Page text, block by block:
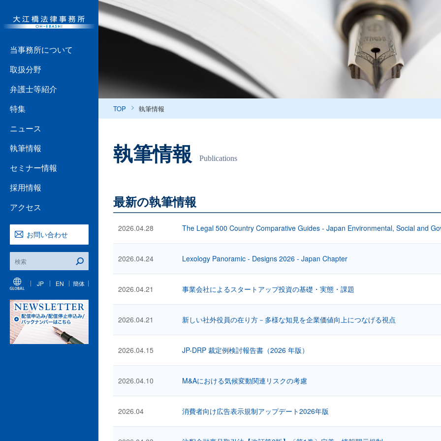
当事務所について
取扱分野
弁護士等紹介
特集
ニュース
執筆情報
セミナー情報
採用情報
アクセス
お問い合わせ
JP EN 簡体
TOP 執筆情報
執筆情報 Publications
最新の執筆情報
2026.04.28 The Legal 500 Country Comparative Guides - Japan Environmental, Social and
2026.04.24 Lexology Panoramic - Designs 2026 - Japan Chapter
2026.04.21 事業会社によるスタートアップ投資の基礎・実態・課題
2026.04.21 新しい社外役員の在り方－多様な知見を企業価値向上につなげる視点
2026.04.15 JP-DRP 裁定例検討報告書（2026 年版）
2026.04.10 M&Aにおける気候変動関連リスクの考慮
2026.04 消費者向け広告表示規制アップデート2026年版